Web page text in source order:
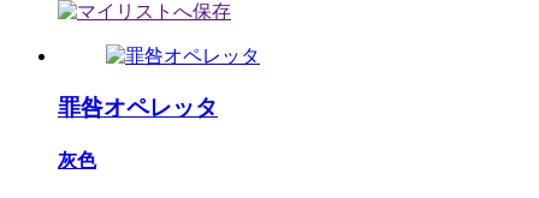
罪咎オペレッタ
灰色